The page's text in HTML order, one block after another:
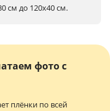
см до 120х40 см.
фото с
плёнки по всей